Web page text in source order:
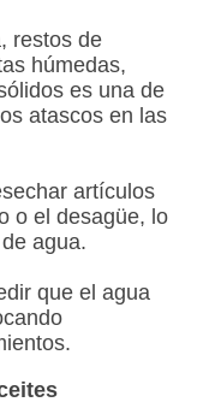
restos de
húmedas,
es una de
atascos en las
artículos
o el desagüe, lo
agua.
que el agua